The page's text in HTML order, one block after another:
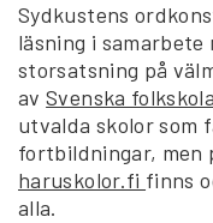
Sydkustens
läsning i
storsatsning på
avSvenska
utvalda skolor som
fortbildningar, men
haruskolor.fi finns
alla.